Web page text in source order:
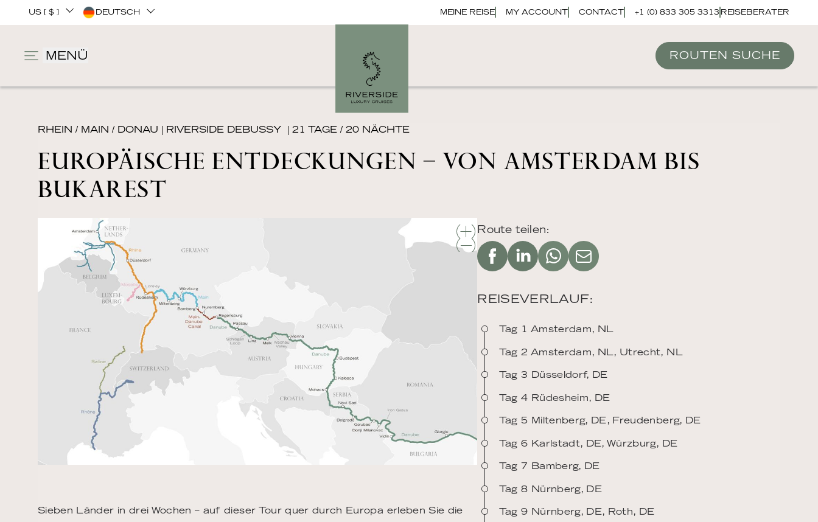
US [ $ ] DEUTSCH MEINE REISE MY ACCOUNT CONTACT +1 (0) 833 305 3313 REISEBERATER
MENÜ ROUTEN SUCHE
RHEIN / MAIN / DONAU | RIVERSIDE DEBUSSY | 21 TAGE / 20 NÄCHTE
EUROPÄISCHE ENTDECKUNGEN – VON AMSTERDAM BIS
BUKAREST
Route teilen:
REISEVERLAUF:
Tag 1 Amsterdam, NL
Tag 2 Amsterdam, NL, Utrecht, NL
Tag 3 Düsseldorf, DE
Tag 4 Rüdesheim, DE
Tag 5 Miltenberg, DE, Freudenberg, DE
Tag 6 Karlstadt, DE, Würzburg, DE
Tag 7 Bamberg, DE
Tag 8 Nürnberg, DE
Tag 9 Nürnberg, DE, Roth, DE
Sieben Länder in drei Wochen – auf dieser Tour quer durch Europa erleben Sie die